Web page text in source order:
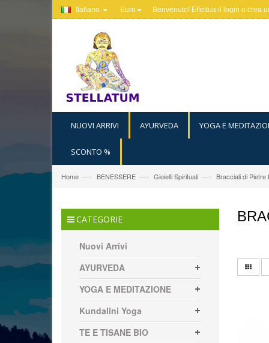
Italiano Euro Benvenuto! Effettua il login o crea
NUOVI ARRIVI AYURVEDA YOGA E
SCONTO %
Home —› BENESSERE —› Gioielli Spirituali —› Bracciali di Pietre
CATEGORIE
Nuovi Arrivi
AYURVEDA
YOGA E MEDITAZIONE
Kundalini Yoga
TE E TISANE BIO